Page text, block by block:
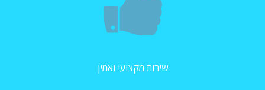
שירות מקצועי ואמין